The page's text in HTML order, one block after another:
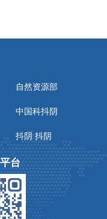
自然资源部
中国科抖阴
抖阴 抖阴
台